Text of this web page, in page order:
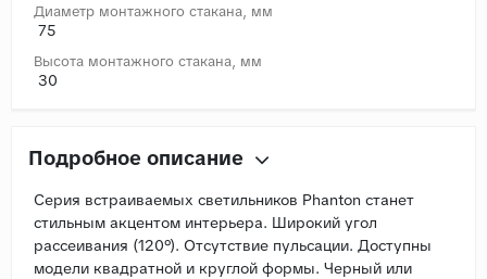
Диаметр монтажного стакана, мм
75
Высота монтажного стакана, мм
30
Подробное описание
Серия встраиваемых светильников Phanton станет
стильным акцентом интерьера. Широкий угол
рассеивания (120°). Отсутствие пульсации. Доступны
модели квадратной и круглой формы. Черный или